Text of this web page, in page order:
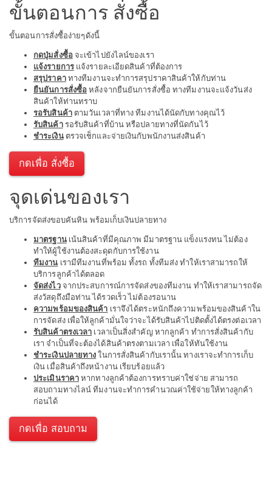
ขั้นตอนการ สั่งซื้อ
ขั้นตอนการสั่งซื้อง่ายๆดังนี้
กดปุ่มสั่งซื้อจะเข้าไปยังไลน์ของเรา
แจ้งรายการแจ้งรายละเอียดสินค้าที่ต้องการ
สรุปราคาทางทีมงานจะทำการสรุปราคาสินค้าให้กับท่าน
ยืนยันการสั่งซื้อ หลังจากยืนยันการสั่งซื้อ ทางทีมงานจะแจ้งวันส่ง
สินค้าให้ท่านทราบ
รอรับสินค้าตามวันเวลาที่ทาง ทีมงานได้นัดกับทางคุณไว้
รับสินค้ารอรับสินค้าที่บ้าน หรือปลายทางที่นัดกันไว้
ชำระเงินตรวจเช็กและจ่ายเงินกับพนักงานส่งสินค้า
กดเพื่อ สั่งซื้อ
จุดเด่นของเรา
บริการจัดส่งขอบคันหิน พร้อมเก็บเงินปลายทาง
มาตรฐานเน้นสินค้าที่มีคุณภาพ มีมาตรฐาน แข็งแรงทน ไม่ต้อง
ทำให้ผู้ใช้งานต้องสะดุดกับการใช้งาน
ทีมงาน เรามีทีมงานที่พร้อม ทั้งรถ ทั้งทีมส่ง ทำให้เราสามารถให้
บริการลูกค้าได้ตลอด
จัดส่งไวจากประสบการณ์การจัดส่งของทีมงาน ทำให้เราสามารถจัด
ส่งวัสดุถึงมือท่าน ได้รวดเร็ว ไม่ต้องรอนาน
ความพร้อมของสินค้า เราจึงได้ตระหนักถึงความพร้อมของสินค้าใน
การจัดส่ง เพื่อให้ลูกค้ามั่นใจว่าจะได้รับสินค้าไปติดตั้งได้ตรงต่อเวลา
รับสินค้าตรงเวลา เวลาเป็นสิ่งสำคัญ หากลูกค้า ทำการสั่งสินค้ากับ
เรา จำเป็นที่จะต้องได้สินค้าตรงตามเวลา เพื่อให้ทันใช้งาน
ชำระเงินปลายทาง ในการสั่งสินค้ากับเรานั้น ทางเราจะทำการเก็บ
เงิน เมื่อสินค้าถึงหน้างาน เรียบร้อยแล้ว
ประเมินราคา หากทางลูกค้าต้องการทราบค่าใช่จ่าย สามารถ
สอบถามทางไลน์ ทีมงานจะทำการคำนวณค่าใช้จ่ายให้ทางลูกค้า
ก่อนได้
กดเพื่อ สอบถาม